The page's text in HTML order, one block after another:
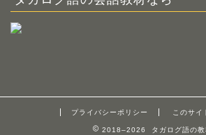
プライバシーポリシー このサイ
2018–2026 タガログ語の教